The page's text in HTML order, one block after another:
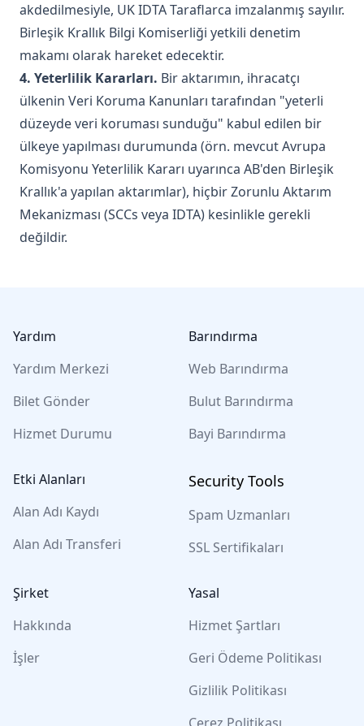
akdedilmesiyle, UK IDTA Taraflarca imzalanmış sayılır.
Birleşik Krallık Bilgi Komiserliği yetkili denetim
makamı olarak hareket edecektir.
4. Yeterlilik Kararları. Bir aktarımın, ihracatçı
ülkenin Veri Koruma Kanunları tarafından "yeterli
düzeyde veri koruması sunduğu" kabul edilen bir
ülkeye yapılması durumunda (örn. mevcut Avrupa
Komisyonu Yeterlilik Kararı uyarınca AB'den Birleşik
Krallık'a yapılan aktarımlar), hiçbir Zorunlu Aktarım
Mekanizması (SCCs veya IDTA) kesinlikle gerekli
değildir.
Yardım
Yardım Merkezi
Bilet Gönder
Hizmet Durumu
Barındırma
Web Barındırma
Bulut Barındırma
Bayi Barındırma
Etki Alanları
Alan Adı Kaydı
Alan Adı Transferi
Security Tools
Spam Uzmanları
SSL Sertifikaları
Şirket
Hakkında
İşler
Yasal
Hizmet Şartları
Geri Ödeme Politikası
Gizlilik Politikası